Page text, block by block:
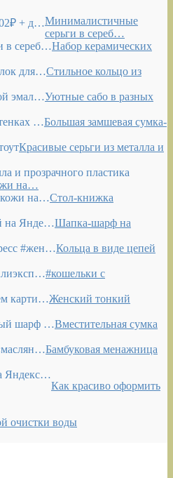
Минималистичные
серьги в сереб…
Набор керамических
Стильное кольцо из
Уютные сабо в разных
Большая замшевая сумка-
Красивые серьги из металла и
на…
Стол-книжка
Шапка-шарф на
Кольца в виде цепей
#кошельки с
Женский тонкий
Вместительная сумка
Бамбуковая менажница
Как красиво оформить
очистки воды